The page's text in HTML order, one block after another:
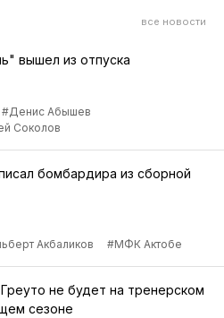
все новости
вышел из отпуска
#Денис Абышев
Соколов
бомбардира из сборной
Акбаликов #МФК Актобе
не будет на тренерском
сезоне